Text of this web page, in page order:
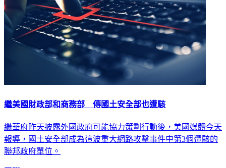
繼美國財政部和商務部 傳國土安全部也遭駭
繼華府昨天披露外國政府可能協力策劃行動後，美國媒體今天
報導，國土安全部成為這波重大網路攻擊事件中第3個遭駭的
聯邦政府單位。